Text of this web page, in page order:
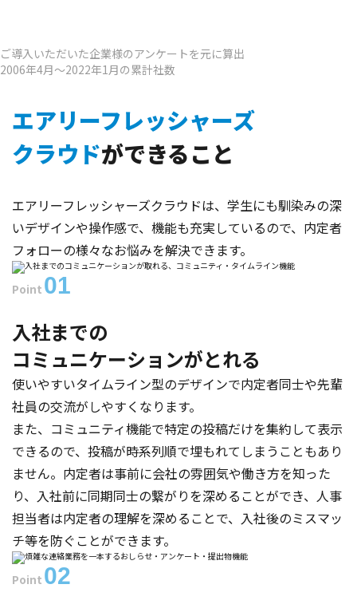
ご導入いただいた企業様のアンケートを元に算出
2006年4月～2022年1月の累計社数
エアリーフレッシャーズ
クラウドができること
エアリーフレッシャーズクラウドは、学生にも馴染みの深
いデザインや操作感で、 機能も充実しているので、内定者
フォローの様々なお悩みを解決できます。
Point 01
入社までの
コミュニケーションがとれる
使いやすいタイムライン型のデザインで内定者同士や先輩
社員の交流がしやすくなります。
また、コミュニティ機能で特定の投稿だけを集約して表示
できるので、投稿が時系列順で埋もれてしまうこともあり
ません。内定者は事前に会社の雰囲気や働き方を知った
り、入社前に同期同士の繋がりを深めることができ、人事
担当者は内定者の理解を深めることで、入社後のミスマッ
チ等を防ぐことができます。
Point 02